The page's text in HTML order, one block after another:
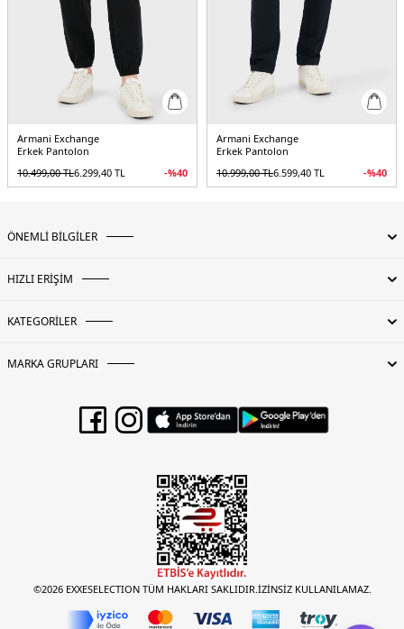
Armani Exchange
Erkek Pantolon
10.499,00TL6.299,40 TL -%40
Armani Exchange
Erkek Pantolon
10.999,00TL6.599,40 TL -%40
ÖNEMLİ BİLGİLER
HIZLI ERİŞİM
KATEGORİLER
MARKA GRUPLARI
©2026 EXXESELECTION TÜM HAKLARI SAKLIDIR.İZİNSİZ KULLANILAMAZ.